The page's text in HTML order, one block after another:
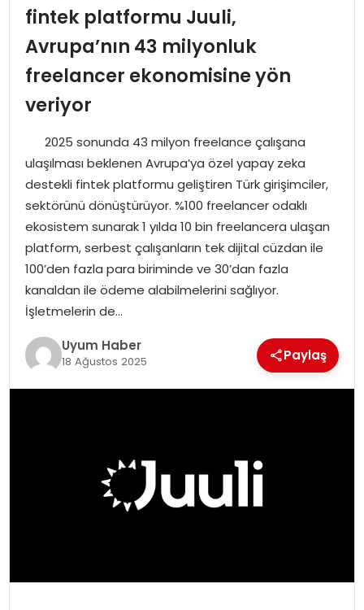
SPOR
TEKNOLOJI
SAĞLIK
MAGAZIN
YAŞAM
fintek platformu Juuli,
Avrupa’nın 43 milyonluk
freelancer ekonomisine yön
veriyor
2025 sonunda 43 milyon freelance çalışana
ulaşılması beklenen Avrupa’ya özel yapay zeka
destekli fintek platformu geliştiren Türk girişimciler,
sektörünü dönüştürüyor. %100 freelancer odaklı
ekosistem sunarak 1 yılda 10 bin freelancera ulaşan
platform, serbest çalışanların tek dijital cüzdan ile
100’den fazla para biriminde ve 30’dan fazla
kanaldan ile ödeme alabilmelerini sağlıyor.
İşletmelerin de…
Uyum Haber
18 Ağustos 2025 Paylaş